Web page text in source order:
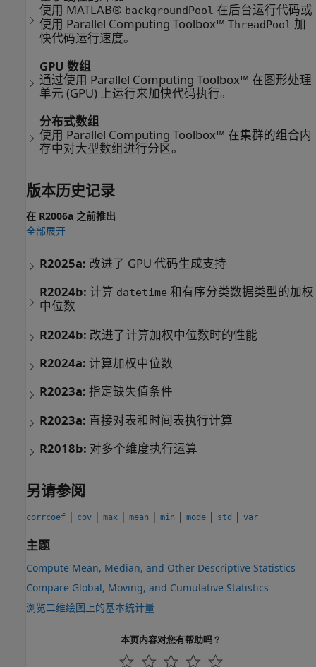
使用 MATLAB® backgroundPool 在后台运行代码或
使用 Parallel Computing Toolbox™ThreadPool 加
快代码运行速度。
GPU 数组
通过使用 Parallel Computing Toolbox™ 在图形处理
单元 (GPU) 上运行来加快代码执行。
分布式数组
使用 Parallel Computing Toolbox™ 在集群的组合内
存中对大型数组进行分区。
版本历史记录
在 R2006a 之前推出
全部展开
R2025a: 改进了 GPU 代码生成支持
R2024b:计算 datetime 和有序分类数据类型的加权
中位数
R2024b: 改进了计算加权中位数时的性能
R2024a:计算加权中位数
R2023a:指定缺失值条件
R2023a: 直接对表和时间表执行计算
R2018b: 对多个维度执行运算
另请参阅
corrcoef | cov | max | mean | min | mode | std | var
主题
Compute Mean, Median, and Other Descriptive Statistics
Compare Global, Moving, and Cumulative Statistics
浏览二维绘图上的基本统计量
本页内容对您有帮助吗？